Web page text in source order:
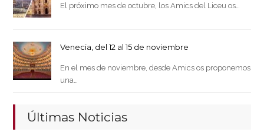
El próximo mes de octubre, los Amics del Liceu os…
Venecia, del 12 al 15 de noviembre
En el mes de noviembre, desde Amics os proponemos
una…
Últimas Noticias